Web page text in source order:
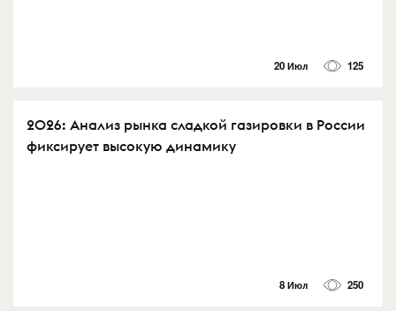
20 Июл 125
2026: Анализ рынка сладкой газировки в России
фиксирует высокую динамику
8 Июл 250